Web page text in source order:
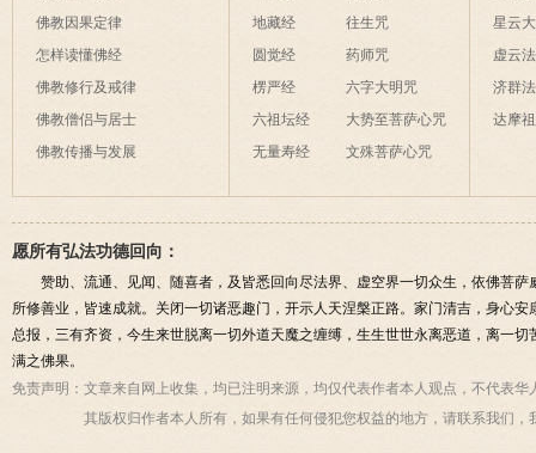
佛教因果定律
怎样读懂佛经
佛教修行及戒律
佛教僧侣与居士
佛教传播与发展
地藏经
圆觉经
楞严经
六祖坛经
无量寿经
往生咒
药师咒
六字大明咒
大势至菩萨心咒
文殊菩萨心咒
星云
虚云
济群
达摩
愿所有弘法功德回向：
赞助、流通、见闻、随喜者，及皆悉回向尽法界、虚空界一切众生，依佛菩
所修善业，皆速成就。关闭一切诸恶趣门，开示人天涅槃正路。家门清吉，身心
总报，三有齐资，今生来世脱离一切外道天魔之缠缚，生生世世永离恶道，离一
满之佛果。
免责声明： 文章来自网上收集，均已注明来源，均仅代表作者本人观点，不代表
其版权归作者本人所有，如果有任何侵犯您权益的地方，请联系我们，